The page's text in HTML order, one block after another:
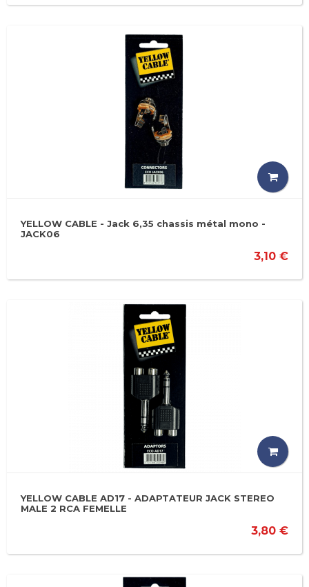
YELLOW CABLE - Jack 6,35 chassis métal mono -
JACK06
3,10 €
YELLOW CABLE AD17 - ADAPTATEUR JACK STEREO
MALE 2 RCA FEMELLE
3,80 €